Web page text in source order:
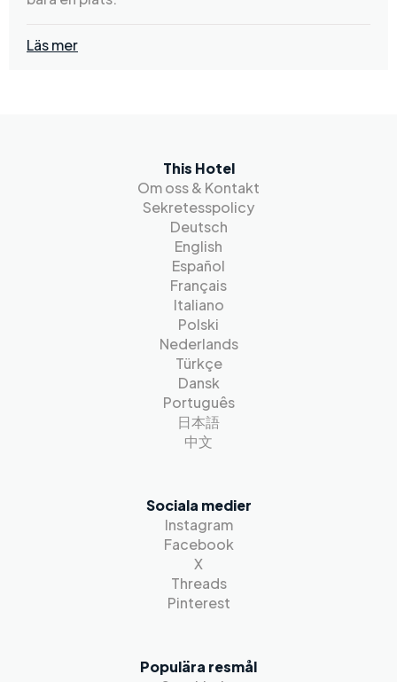
Läs mer
This Hotel
Om oss & Kontakt
Sekretesspolicy
Deutsch
English
Español
Français
Italiano
Polski
Nederlands
Türkçe
Dansk
Português
日本語
中文
Sociala medier
Instagram
Facebook
X
Threads
Pinterest
Populära resmål